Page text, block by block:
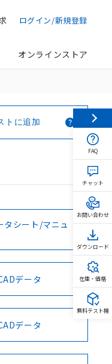
ログイン/新規登録
オンラインストア
トに追加
タシート/マニュ
データ
データ
FAQ
チャット
お問い合わせ
ダウンロード
在庫・価格
無料テスト機